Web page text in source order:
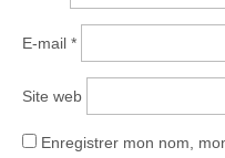
E-mail *
Site web
Enregistrer mon nom,